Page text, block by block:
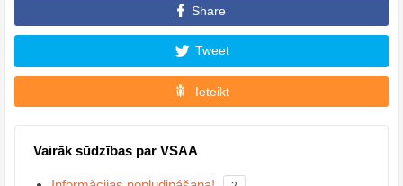
Share
Tweet
Ieteikt
Vairāk sūdzības par VSAA